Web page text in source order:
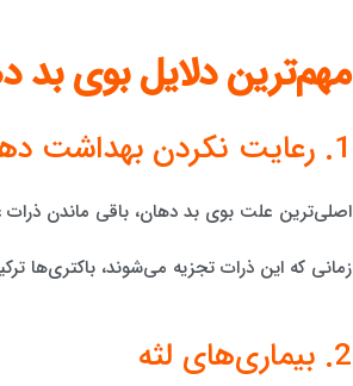
مهم‌ترین دلایل بوی بد
1. رعایت نکردن بهداشت دهان و دندان
اصلی‌ترین علت بوی بد دهان، باقی ماندن
زمانی که این ذرات تجزیه می‌شوند، باکتری‌ها
2. بیماری‌های لثه